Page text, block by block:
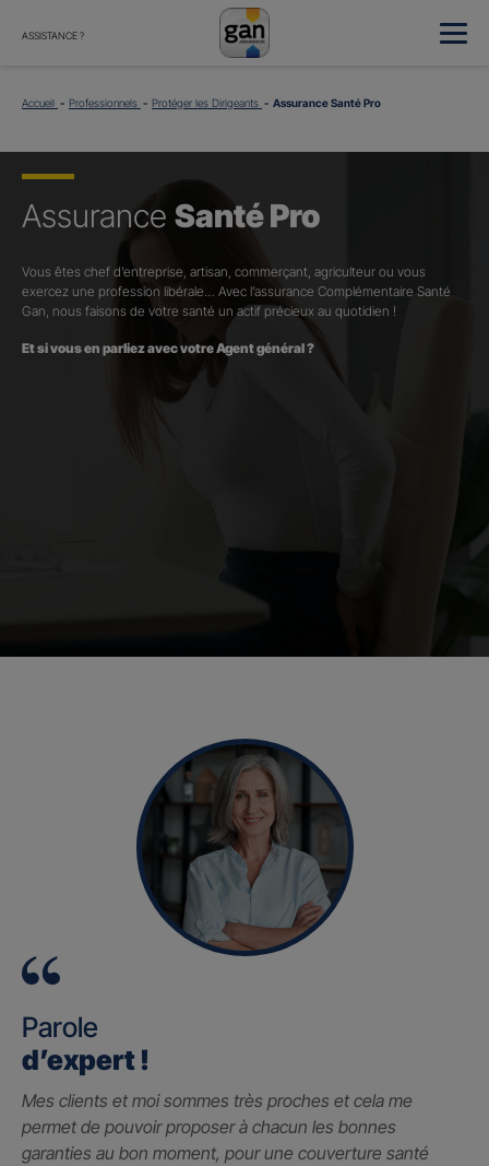
ASSISTANCE ?
Accueil Professionnels Protéger les Dirigeants Assurance Santé Pro
Assurance Santé Pro
Vous êtes chef d’entreprise, artisan, commerçant, agriculteur ou vous
exercez une profession libérale… Avec l’assurance Complémentaire Santé
Gan, nous faisons de votre santé un actif précieux au quotidien !
Et si vous en parliez avec votre Agent général ?
Parole
d’expert !
Mes clients et moi sommes très proches et cela me
permet de pouvoir proposer à chacun les bonnes
garanties au bon moment, pour une couverture santé